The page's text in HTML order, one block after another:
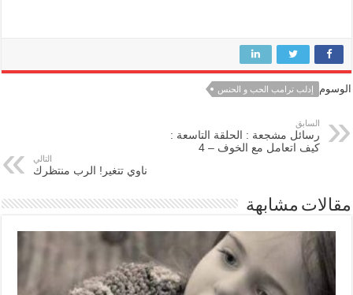
الوسوم إدلب ترامب الحب و الحنس
السابق
رسائل مشجعة : الحلقة التاسعة :
كيف اتعامل مع الخوف – 4
التالي
ناوي تتغير! الرب منتظرك
مقالات مشابهة